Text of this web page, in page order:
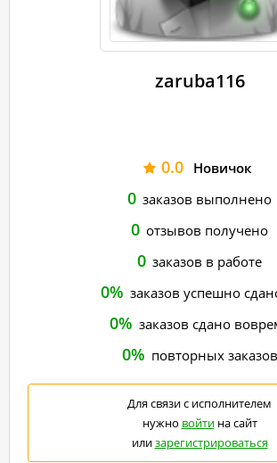
zaruba116
0.0 Новичок
0 заказов выполнено
0 отзывов получено
0 заказов в работе
0% заказов успешно
0% заказов сдано
0% повторных заказов
Для связи с исполнителем
нужно войтина сайт
илизарегистрироваться